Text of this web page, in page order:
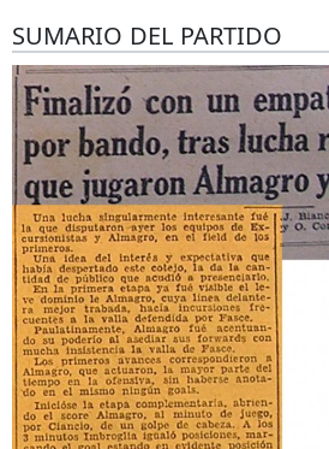
SUMARIO DEL PARTIDO